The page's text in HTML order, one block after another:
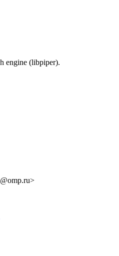
engine (libpiper).